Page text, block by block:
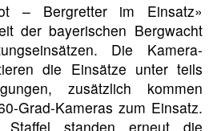
– Bergretter im Einsatz»
der bayerischen Bergwacht
Die Kamera-
die Einsätze unter teils
zusätzlich kommen
Grad-Kameras zum Einsatz.
standen erneut die